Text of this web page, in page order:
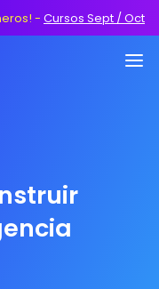
- Cursos Sept / Oct